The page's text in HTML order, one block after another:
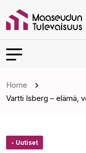
Home
Vartti Isberg – elämä,
- Uutiset